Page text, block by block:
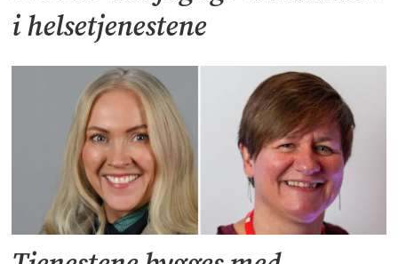
i helsetjenestene